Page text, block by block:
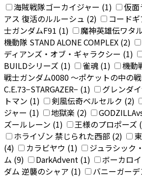
海賊戦隊ゴーカイジャー (1)
仮面
アス 復活のルルーシュ (2)
コード
士ガンダムF91 (1)
魔神英雄伝ワタ
機動隊 STAND ALONE COMPLEX (2)
ディアンズ・オブ・ギャラクシー (1)
BUILDシリーズ (1)
雀魂 (1)
機動
戦士ガンダム0080 〜ポケットの中の
C.E.73−STARGAZER− (1)
グレンダ
トマン (1)
剣風伝奇ベルセルク (2)
ジャー (1)
地獄楽 (2)
ズールレーン (1)
王様のプロポーズ
ホライゾン 禁じられた西部 (2)
(4)
カラビヤウ (1) ジュラシック
ム (9)
DarkAdvent (1) ボーカロ
ダム 逆襲のシャア (1)
バニーガー